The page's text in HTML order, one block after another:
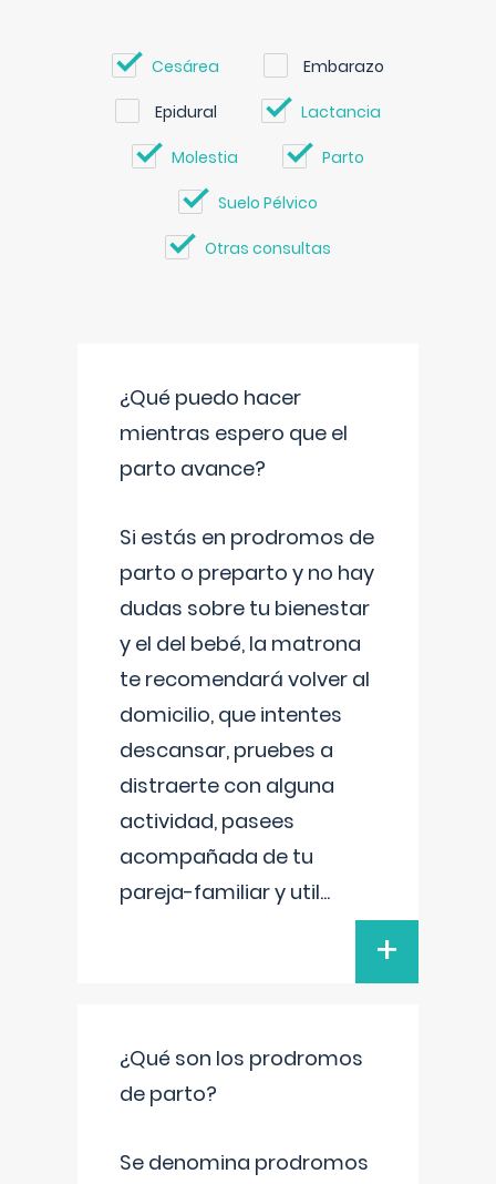
Cesárea Embarazo
Epidural Lactancia
Molestia Parto
Suelo Pélvico
Otras consultas
¿Qué puedo hacer
mientras espero que el
parto avance?
Si estás en prodromos de
parto o preparto y no hay
dudas sobre tu bienestar
y el del bebé, la matrona
te recomendará volver al
domicilio, que intentes
descansar, pruebes a
distraerte con alguna
actividad, pasees
acompañada de tu
pareja-familiar y util...
+
¿Qué son los prodromos
de parto?
Se denomina prodromos